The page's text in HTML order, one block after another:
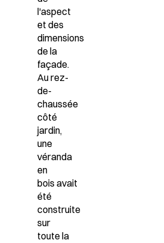
l'aspect
et des
dimensions
de la
façade.
Au rez-
de-
chaussée
côté
jardin,
une
véranda
en
bois avait
été
construite
sur
toute la